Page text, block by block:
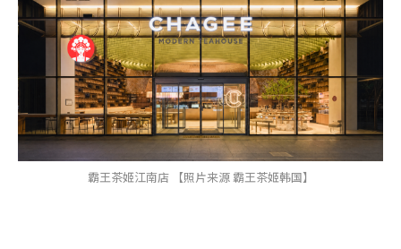
霸王茶姬江南店 【照片来源 霸王茶姬韩国】